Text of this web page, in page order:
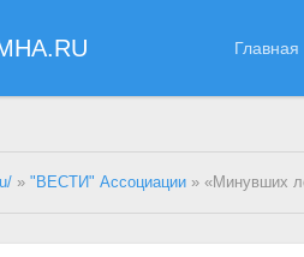
Главная
»"ВЕСТИ" Ассоциации » «Минувших лет святая